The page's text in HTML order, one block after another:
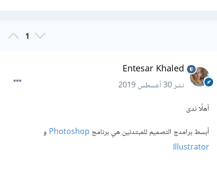
1
Entesar Khaled
نشر30 أغسطس 2019
أهلًا ندى
أبسط برامدج التصميم للمبتدئين هي برنامج Photoshopو
Illustrator